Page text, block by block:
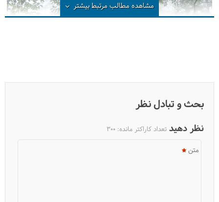
جهان‌ نما کجاست؟
مشاهده مطالب مرتبطبیشتر
بحث و تبادل نظر
نظر دهید تعداد کاراکتر مانده: 300
متن